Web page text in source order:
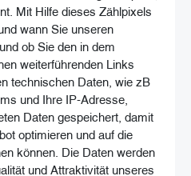
Mit Hilfe dieses Zählpixels
wann Sie unseren
ob Sie den in dem
weiterführenden Links
technischen Daten, wie zB
und Ihre IP-Adresse,
Daten gespeichert, damit
optimieren und auf die
können. Die Daten werden
und Attraktivität unseres